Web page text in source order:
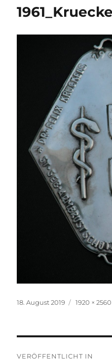
Veröffentlicht
18. August 2019 1920 × 2560
VERÖFFENTLICHT IN